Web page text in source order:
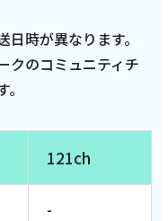
時が異なります。
クのコミュニティチ
121ch
-